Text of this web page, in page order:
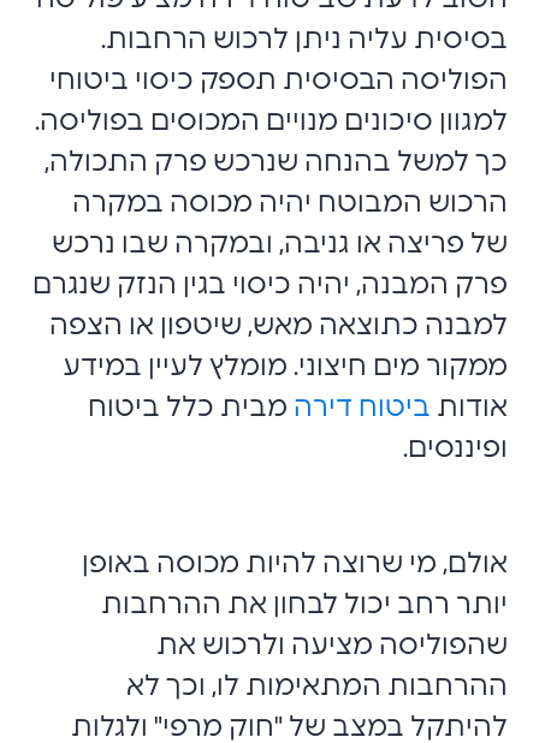
בסיסית עליה ניתן לרכוש הרחבות.
הפוליסה הבסיסית תספק כיסוי ביטוחי
למגוון סיכונים מנויים המכוסים בפוליסה.
כך למשל בהנחה שנרכש פרק התכולה,
הרכוש המבוטח יהיה מכוסה במקרה
של פריצה או גניבה, ובמקרה שבו נרכש
פרק המבנה, יהיה כיסוי בגין הנזק שנגרם
למבנה כתוצאה מאש, שיטפון או הצפה
ממקור מים חיצוני. מומלץ לעיין במידע
אודות ביטוח דירה מבית כלל ביטוח
ופיננסים.
אולם, מי שרוצה להיות מכוסה באופן
יותר רחב יכול לבחון את ההרחבות
שהפוליסה מציעה ולרכוש את
ההרחבות המתאימות לו, וכך לא
להיתקל במצב של "חוק מרפי" ולגלות